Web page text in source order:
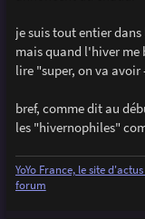
je suis tout entier
mais quand l'hiver me
lire "super, on va
bref, comme dit au
les "hivernophiles"
YoYo France, le site
forum